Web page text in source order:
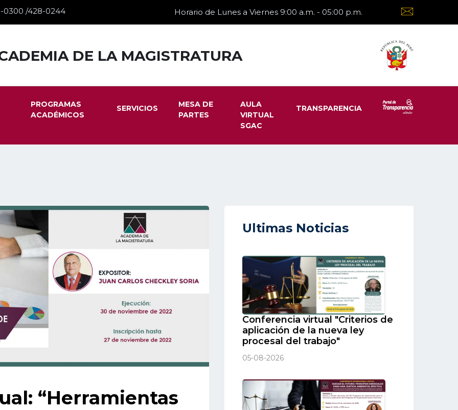
0300 /428-0244 Horario de Lunes a Viernes 9:00 a.m. - 05:00 p.m.
DE LA MAGISTRATURA
PROGRAMAS
ACADÉMICOS
SERVICIOS
MESA DE
PARTES
AULA
VIRTUAL
SGAC
TRANSPARENCIA
“Herramientas
Ultimas Noticias
Conferencia virtual "Criterios de
aplicación de la nueva ley
procesal del trabajo"
05-08-2026